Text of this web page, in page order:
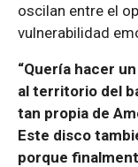
oscilan entre el
vulnerabilidad
“Quería hacer
al territorio del
tan propia de
Este disco
porque